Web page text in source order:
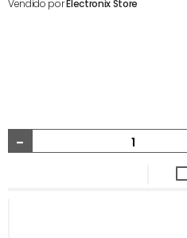
Vendido porElectronix Store
-